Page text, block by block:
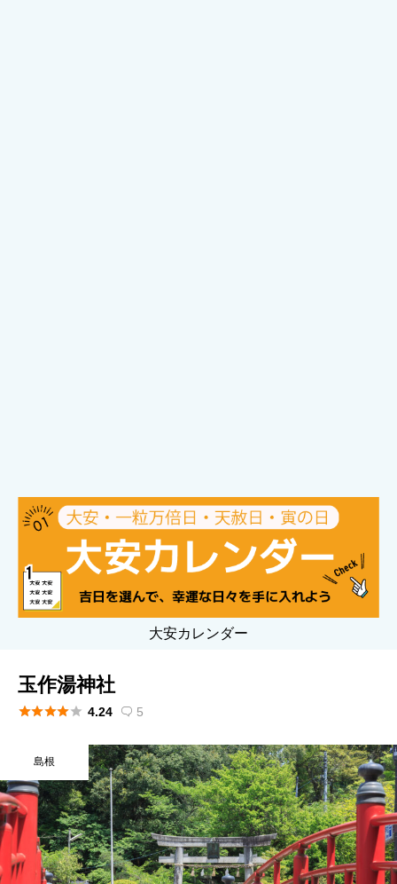
大安カレンダー
玉作湯神社
 4.24  5
島根